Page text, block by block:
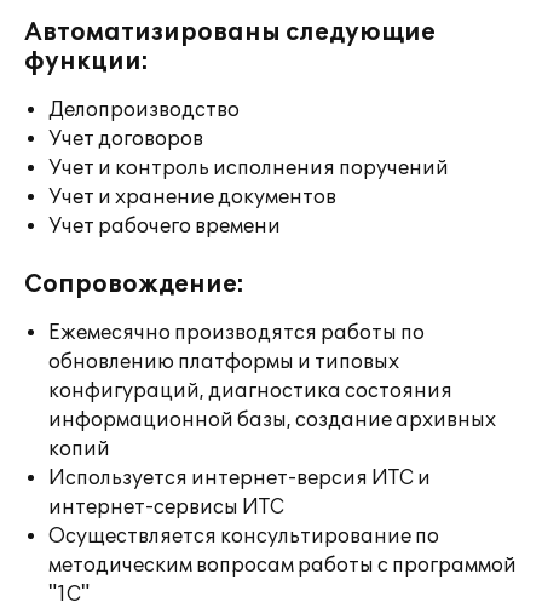
Автоматизированы следующие
функции:
Делопроизводство
Учет договоров
Учет и контроль исполнения поручений
Учет и хранение документов
Учет рабочего времени
Сопровождение:
Ежемесячно производятся работы по
обновлению платформы и типовых
конфигураций, диагностика состояния
информационной базы, создание архивных
копий
Используется интернет-версия ИТС и
интернет-сервисы ИТС
Осуществляется консультирование по
методическим вопросам работы с программой
"1С"